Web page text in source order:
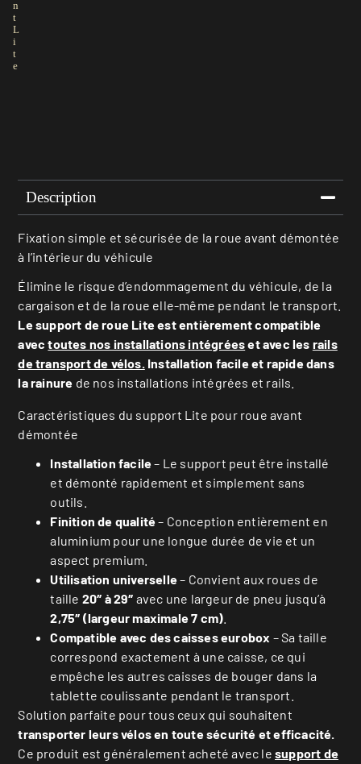
n
t
L
i
t
e
Description
Fixation simple et sécurisée de la roue avant démontée
à l’intérieur du véhicule
Élimine le risque d’endommagement du véhicule, de la
cargaison et de la roue elle-même pendant le transport.
Le support de roue Lite est entièrement compatible
avectoutes nos installations intégréeset avec les rails
de transport de vélos. Installation facile et rapide dans
la rainure de nos installations intégrées et rails.
Caractéristiques du support Lite pour roue avant
démontée
Installation facile– Le support peut être installé
et démonté rapidement et simplement sans
outils.
Finition de qualité– Conception entièrement en
aluminium pour une longue durée de vie et un
aspect premium.
Utilisation universelle– Convient aux roues de
taille 20″ à 29″ avec une largeur de pneu jusqu’à
2,75″ (largeur maximale 7 cm)
Compatible avec des caisses eurobox – Sa taille
correspond exactement à une caisse, ce qui
empêche les autres caisses de bouger dans la
tablette coulissante pendant le transport.
Solution parfaite pour tous ceux qui souhaitent
transporter leurs vélos en toute sécurité et efficacité.
Ce produit est généralement acheté avec le support de